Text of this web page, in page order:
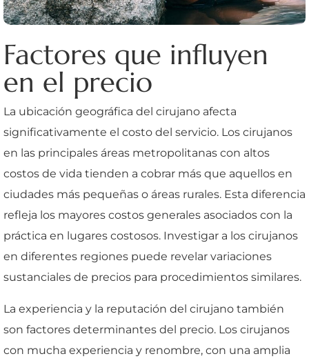
Factores que influyen
en el precio
La ubicación geográfica del cirujano afecta
significativamente el costo del servicio. Los cirujanos
en las principales áreas metropolitanas con altos
costos de vida tienden a cobrar más que aquellos en
ciudades más pequeñas o áreas rurales. Esta diferencia
refleja los mayores costos generales asociados con la
práctica en lugares costosos. Investigar a los cirujanos
en diferentes regiones puede revelar variaciones
sustanciales de precios para procedimientos similares.
La experiencia y la reputación del cirujano también
son factores determinantes del precio. Los cirujanos
con mucha experiencia y renombre, con una amplia